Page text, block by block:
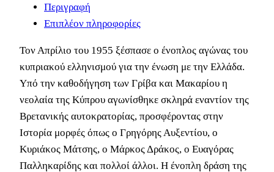
Περιγραφή
Επιπλέον πληροφορίες
Τον Απρίλιο του 1955 ξέσπασε ο ένοπλος αγώνας του
κυπριακού ελληνισμού για την ένωση με την Ελλάδα.
Υπό την καθοδήγηση των Γρίβα και Μακαρίου η
νεολαία της Κύπρου αγωνίσθηκε σκληρά εναντίον της
Βρετανικής αυτοκρατορίας, προσφέροντας στην
Ιστορία μορφές όπως ο Γρηγόρης Αυξεντίου, ο
Κυριάκος Μάτσης, ο Μάρκος Δράκος, ο Ευαγόρας
Παλληκαρίδης και πολλοί άλλοι. Η ένοπλη δράση της